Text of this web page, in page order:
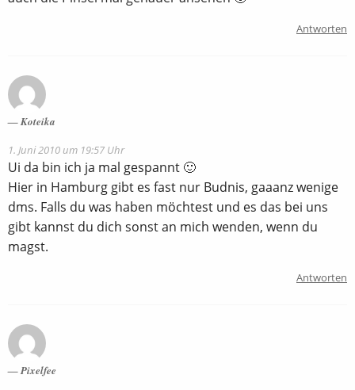
Antworten
Koteika
1. Juni 2010 um 19:57 Uhr
Ui da bin ich ja mal gespannt 🙂
Hier in Hamburg gibt es fast nur Budnis, gaaanz wenige
dms. Falls du was haben möchtest und es das bei uns
gibt kannst du dich sonst an mich wenden, wenn du
magst.
Antworten
Pixelfee